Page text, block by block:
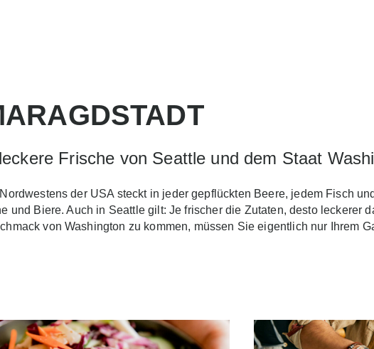
Frische von Seattle und dem Staat
der USA steckt in jeder gepflückten Beere, jedem Fisch
und Biere. Auch in Seattle gilt: Je frischer die Zutaten, desto leckerer
von Washington zu kommen, müssen Sie eigentlich nur Ihrem